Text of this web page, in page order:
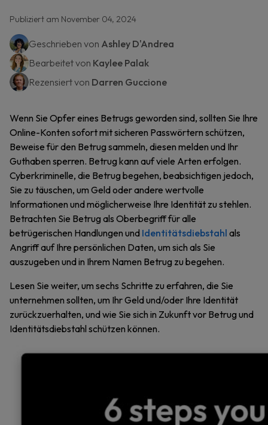
Publiziert am November 04, 2024
Geschrieben von Ashley D'Andrea
Bearbeitet von Kaylee Palak
Rezensiert von Darren Guccione
Wenn Sie Opfer eines Betrugs geworden sind, sollten Sie Ihre
Online-Konten sofort mit sicheren Passwörtern schützen,
Beweise für den Betrug sammeln, diesen melden und Ihr
Guthaben sperren. Betrug kann auf viele Arten erfolgen.
Cyberkriminelle, die Betrug begehen, beabsichtigen jedoch,
Sie zu täuschen, um Geld oder andere wertvolle
Informationen und möglicherweise Ihre Identität zu stehlen.
Betrachten Sie Betrug als Oberbegriff für alle
betrügerischen Handlungen und Identitätsdiebstahl als
Angriff auf Ihre persönlichen Daten, um sich als Sie
auszugeben und in Ihrem Namen Betrug zu begehen.
Lesen Sie weiter, um sechs Schritte zu erfahren, die Sie
unternehmen sollten, um Ihr Geld und/oder Ihre Identität
zurückzuerhalten, und wie Sie sich in Zukunft vor Betrug und
Identitätsdiebstahl schützen können.